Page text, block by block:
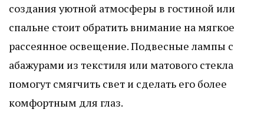
создания уютной атмосферы в гостиной или
спальне стоит обратить внимание на мягкое
рассеянное освещение. Подвесные лампы с
абажурами из текстиля или матового стекла
помогут смягчить свет и сделать его более
комфортным для глаз.